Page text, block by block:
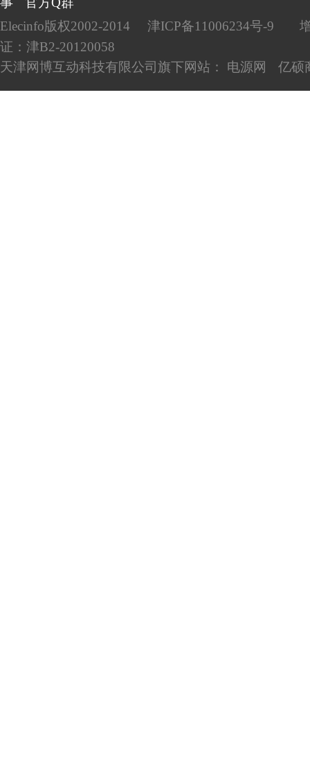
Elecinfo版权2002-2014
津ICP备11006234号-9
证：津B2-20120058
天津网博互动科技有限公司旗下网站： 电源网 亿硕